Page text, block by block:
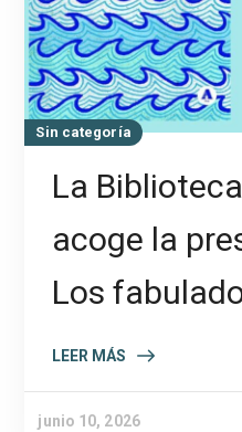
Sin categoría
La
acoge la
Los
LEER MÁS
junio 10, 2026